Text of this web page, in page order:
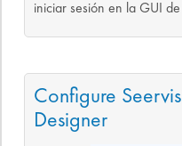
iniciar sesión en la GUI
Configure
Designer